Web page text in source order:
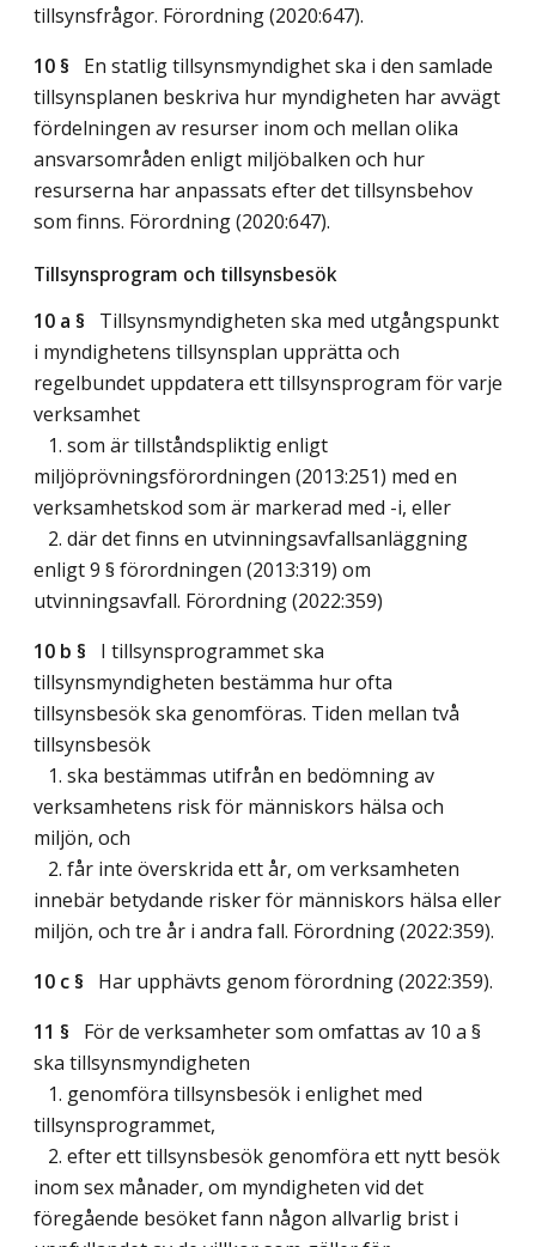
tillsynsfrågor. Förordning (2020:647).
10 § En statlig tillsynsmyndighet ska i den samlade
tillsynsplanen beskriva hur myndigheten har avvägt
fördelningen av resurser inom och mellan olika
ansvarsområden enligt miljöbalken och hur
resurserna har anpassats efter det tillsynsbehov
som finns. Förordning (2020:647).
Tillsynsprogram och tillsynsbesök
10 a § Tillsynsmyndigheten ska med utgångspunkt
i myndighetens tillsynsplan upprätta och
regelbundet uppdatera ett tillsynsprogram för varje
verksamhet
1. som är tillståndspliktig enligt
miljöprövningsförordningen (2013:251) med en
verksamhetskod som är markerad med -i, eller
2. där det finns en utvinningsavfallsanläggning
enligt 9 § förordningen (2013:319) om
utvinningsavfall. Förordning (2022:359)
10 b § I tillsynsprogrammet ska
tillsynsmyndigheten bestämma hur ofta
tillsynsbesök ska genomföras. Tiden mellan två
tillsynsbesök
1. ska bestämmas utifrån en bedömning av
verksamhetens risk för människors hälsa och
miljön, och
2. får inte överskrida ett år, om verksamheten
innebär betydande risker för människors hälsa eller
miljön, och tre år i andra fall. Förordning (2022:359).
10 c § Har upphävts genom förordning (2022:359).
11 § För de verksamheter som omfattas av 10 a §
ska tillsynsmyndigheten
1. genomföra tillsynsbesök i enlighet med
tillsynsprogrammet,
2. efter ett tillsynsbesök genomföra ett nytt besök
inom sex månader, om myndigheten vid det
föregående besöket fann någon allvarlig brist i